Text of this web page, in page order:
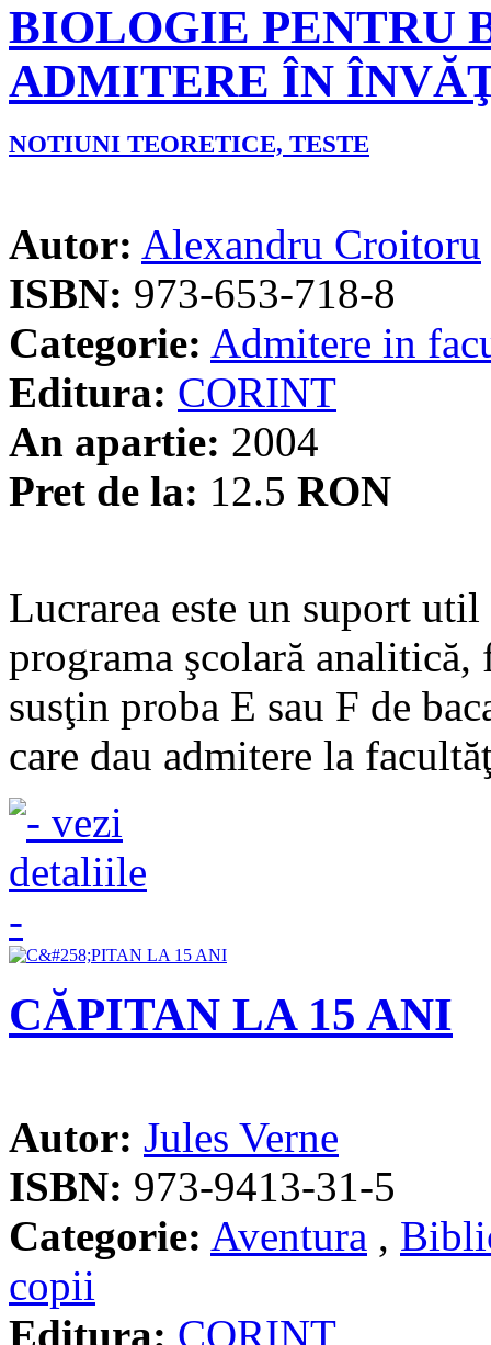
BIOLOGIE PENTRU
ADMITERE ÎN
NOTIUNI TEORETICE, TESTE
Autor: Alexandru Croitoru
ISBN: 973-653-718-8
Categorie: Admitere in
Editura: CORINT
An apartie: 2004
Pret de la: 12.5 RON
Lucrarea este un suport
programa şcolară
susţin proba E sau F de
care dau admitere la
CĂPITAN LA 15 ANI
Autor: Jules Verne
ISBN: 973-9413-31-5
Categorie: Aventura ,
copii
Editura: CORINT